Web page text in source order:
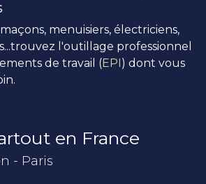
menuisiers, électriciens,
l'outillage professionnel
de travail (EPI ) dont vous
en France
- Paris